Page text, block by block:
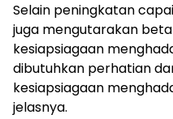
Selain peningkatan
juga mengutarakan
kesiapsiagaan
dibutuhkan perhatian
kesiapsiagaan
jelasnya.